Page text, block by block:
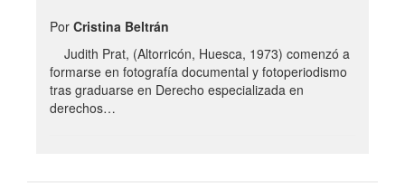
Por Cristina Beltrán
Judith Prat, (Altorricón, Huesca, 1973) comenzó a
formarse en fotografía documental y fotoperiodismo
tras graduarse en Derecho especializada en
derechos…